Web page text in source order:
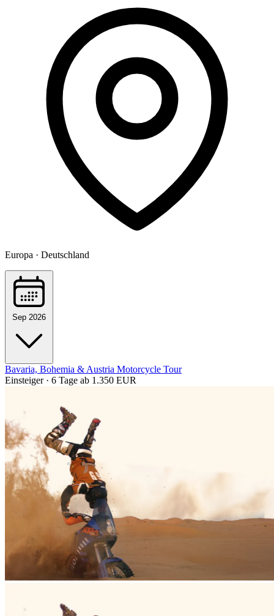
Europa · Deutschland
Sep 2026
Bavaria, Bohemia & Austria Motorcycle Tour
Einsteiger · 6 Tage ab 1.350 EUR